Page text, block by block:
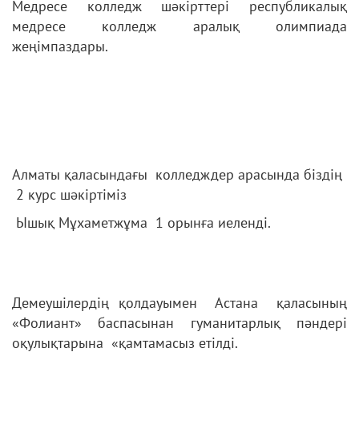
Медресе колледж шәкірттері республикалық
медресе колледж аралық олимпиада
жеңімпаздары.
Алматы қаласындағы колледждер арасында біздің
2 курс шәкіртіміз
Ышық Мұхаметжұма 1 орынға иеленді.
Демеушілердің қолдауымен Астана қаласының
«Фолиант» баспасынан гуманитарлық пәндері
оқулықтарына «қамтамасыз етілді.